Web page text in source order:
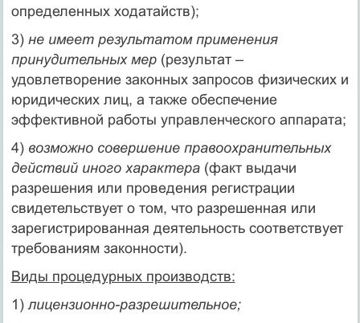
определенных ходатайств);
3) не имеет результатом применения
принудительных мер(результат –
удовлетворение законных запросов физических и
юридических лиц, а также обеспечение
эффективной работы управленческого аппарата;
4) возможно совершение правоохранительных
действий иного характера(факт выдачи
разрешения или проведения регистрации
свидетельствует о том, что разрешенная или
зарегистрированная деятельность соответствует
требованиям законности).
Виды процедурных производств:
1) лицензионно-разрешительное;